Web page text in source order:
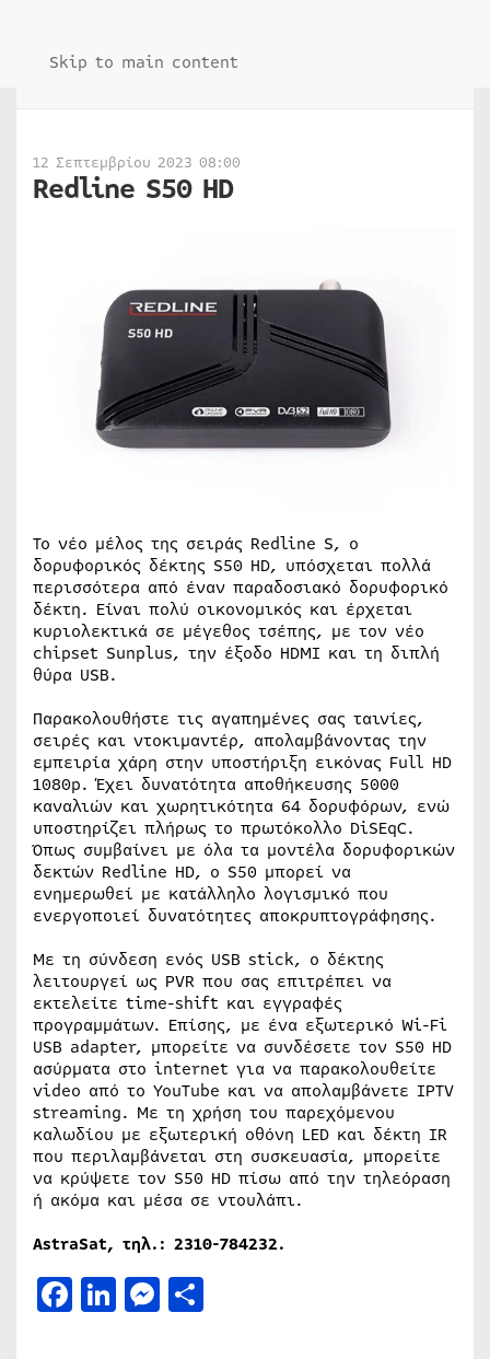
Skip to main content
12 Σεπτεμβρίου 2023 08:00
Redline S50 HD
Το νέο μέλος της σειράς Redline S, ο
δορυφορικός δέκτης S50 HD, υπόσχεται πολλά
περισσότερα από έναν παραδοσιακό δορυφορικό
δέκτη. Είναι πολύ οικονομικός και έρχεται
κυριολεκτικά σε μέγεθος τσέπης, με τον νέο
chipset Sunplus, την έξοδο HDMI και τη διπλή
θύρα USB.
Παρακολουθήστε τις αγαπημένες σας ταινίες,
σειρές και ντοκιμαντέρ, απολαμβάνοντας την
εμπειρία χάρη στην υποστήριξη εικόνας Full HD
1080p. Έχει δυνατότητα αποθήκευσης 5000
καναλιών και χωρητικότητα 64 δορυφόρων, ενώ
υποστηρίζει πλήρως το πρωτόκολλο DiSEqC.
Όπως συμβαίνει με όλα τα μοντέλα δορυφορικών
δεκτών Redline HD, ο S50 μπορεί να
ενημερωθεί με κατάλληλο λογισμικό που
ενεργοποιεί δυνατότητες αποκρυπτογράφησης.
Με τη σύνδεση ενός USB stick, ο δέκτης
λειτουργεί ως PVR που σας επιτρέπει να
εκτελείτε time-shift και εγγραφές
προγραμμάτων. Επίσης, με ένα εξωτερικό Wi-Fi
USB adapter, μπορείτε να συνδέσετε τον S50 HD
ασύρματα στο internet για να παρακολουθείτε
video από το YouTube και να απολαμβάνετε IPTV
streaming. Με τη χρήση του παρεχόμενου
καλωδίου με εξωτερική οθόνη LED και δέκτη IR
που περιλαμβάνεται στη συσκευασία, μπορείτε
να κρύψετε τον S50 HD πίσω από την τηλεόραση
ή ακόμα και μέσα σε ντουλάπι.
AstraSat, τηλ.: 2310-784232.
Facebook
LinkedIn
Messenger